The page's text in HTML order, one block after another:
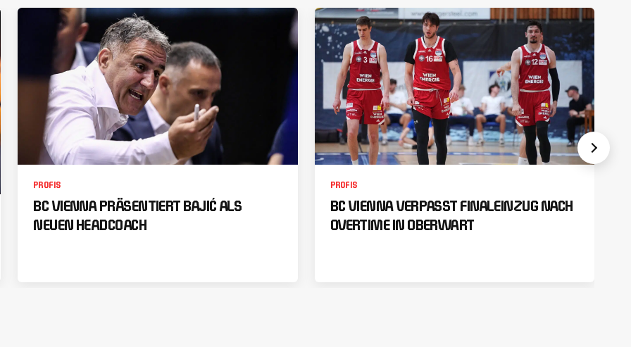
PROFIS
BC VIENNA PRÄSENTIERT BAJIĆ ALS
NEUEN HEADCOACH
PROFIS
BC VIENNA VERPASST FINALEINZUG NACH
OVERTIME IN OBERWART